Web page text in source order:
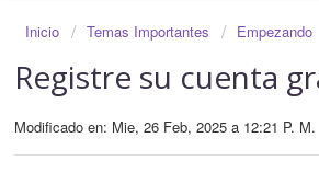
Inicio Temas Importantes Empezando
Registre su cuenta
Modificado en: Mie, 26 Feb, 2025 a 12:21 P. M.